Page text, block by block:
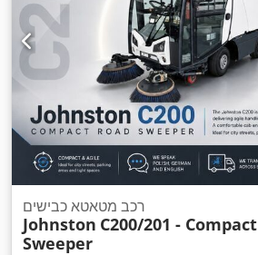
רכב מטאטא כבישים
Johnston C200/201 - Compact
Sweeper